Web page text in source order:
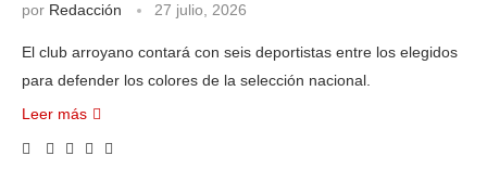
por Redacción 27 julio, 2026
El club arroyano contará con seis deportistas entre los elegidos
para defender los colores de la selección nacional.
Leer más